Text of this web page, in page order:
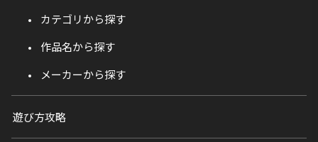
カテゴリから探す
作品名から探す
メーカーから探す
遊び方攻略